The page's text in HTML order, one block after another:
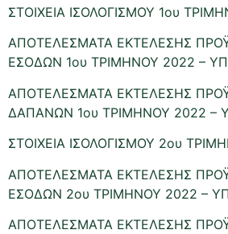
ΣΤΟΙΧΕΙΑ ΙΣΟΛΟΓΙΣΜΟΥ 1ου
ΑΠΟΤΕΛΕΣΜΑΤΑ ΕΚΤΕΛΕΣΗΣ
ΕΣΟΔΩΝ 1ου ΤΡΙΜΗΝΟΥ 2022 –
ΑΠΟΤΕΛΕΣΜΑΤΑ ΕΚΤΕΛΕΣΗΣ
ΔΑΠΑΝΩΝ 1ου ΤΡΙΜΗΝΟΥ 2022 –
ΣΤΟΙΧΕΙΑ ΙΣΟΛΟΓΙΣΜΟΥ 2ου
ΑΠΟΤΕΛΕΣΜΑΤΑ ΕΚΤΕΛΕΣΗΣ
ΕΣΟΔΩΝ 2ου ΤΡΙΜΗΝΟΥ 2022 –
ΑΠΟΤΕΛΕΣΜΑΤΑ ΕΚΤΕΛΕΣΗΣ